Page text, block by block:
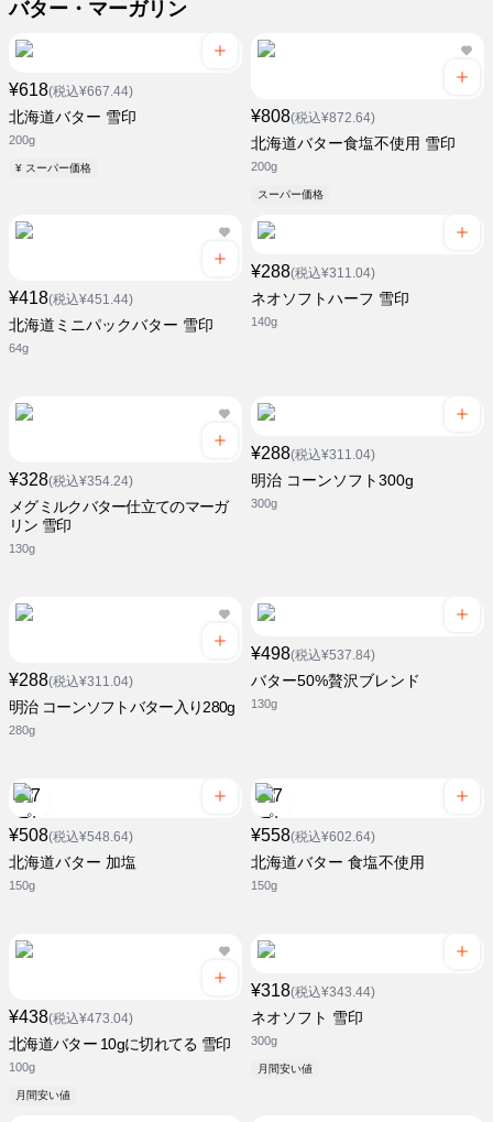
バター・マーガリン
¥618(税込¥667.44)
北海道バター 雪印
200g
¥ スーパー価格
¥808(税込¥872.64)
北海道バター食塩不使用 雪印
200g
スーパー価格
¥418(税込¥451.44)
北海道ミニパックバター 雪印
64g
¥288(税込¥311.04)
ネオソフトハーフ 雪印
140g
¥328(税込¥354.24)
メグミルクバター仕立てのマーガ
リン 雪印
130g
¥288(税込¥311.04)
明治 コーンソフト300g
300g
¥288(税込¥311.04)
明治 コーンソフトバター入り280g
280g
¥498(税込¥537.84)
バター50%贅沢ブレンド
130g
¥508(税込¥548.64)
北海道バター 加塩
150g
¥558(税込¥602.64)
北海道バター 食塩不使用
150g
¥438(税込¥473.04)
北海道バター 10gに切れてる 雪印
100g
月間安い値
¥318(税込¥343.44)
ネオソフト 雪印
300g
月間安い値